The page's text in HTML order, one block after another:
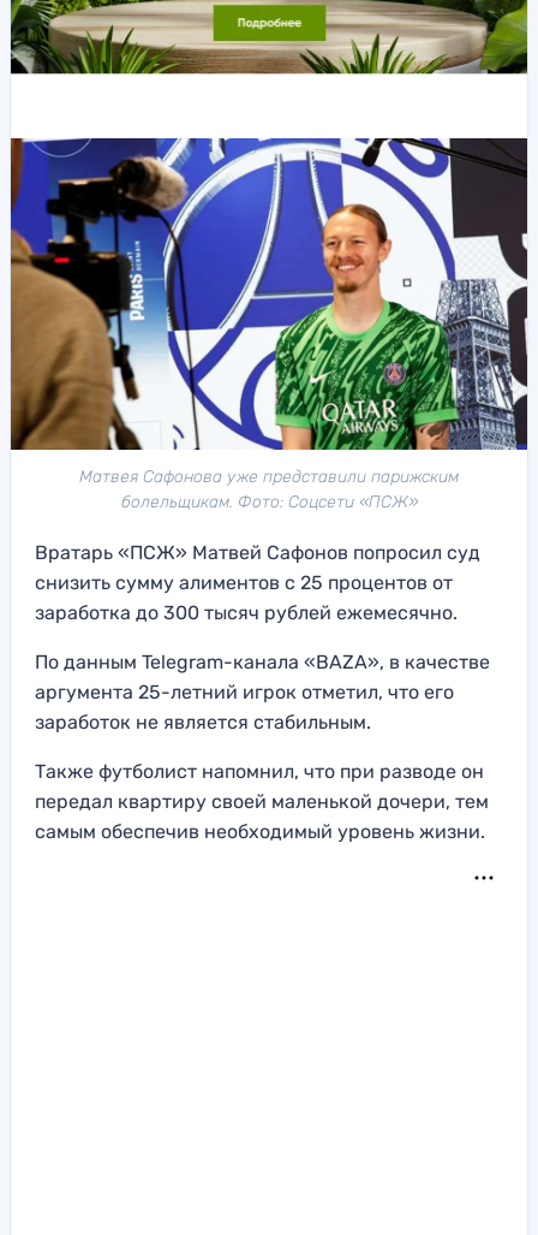
Матвея Сафонова уже представили парижским
болельщикам. Фото: Соцсети «ПСЖ»
Вратарь «ПСЖ» Матвей Сафонов попросил суд
снизить сумму алиментов с 25 процентов от
заработка до 300 тысяч рублей ежемесячно.
По данным Telegram-канала «BAZA», в качестве
аргумента 25-летний игрок отметил, что его
заработок не является стабильным.
Также футболист напомнил, что при разводе он
передал квартиру своей маленькой дочери, тем
самым обеспечив необходимый уровень жизни.